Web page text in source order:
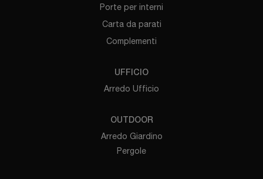
Porte per interni
Carta da parati
Complementi
UFFICIO
Arredo Ufficio
OUTDOOR
Arredo Giardino
Pergole